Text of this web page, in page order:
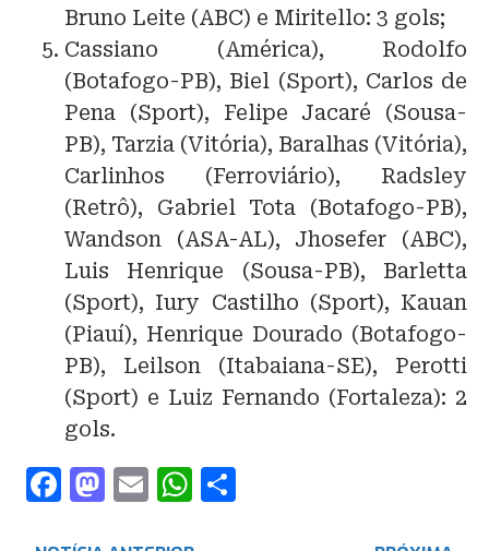
Bruno Leite (ABC) e Miritello: 3 gols;
Cassiano (América), Rodolfo
(Botafogo-PB), Biel (Sport), Carlos de
Pena (Sport), Felipe Jacaré (Sousa-
PB), Tarzia (Vitória), Baralhas (Vitória),
Carlinhos (Ferroviário), Radsley
(Retrô), Gabriel Tota (Botafogo-PB),
Wandson (ASA-AL), Jhosefer (ABC),
Luis Henrique (Sousa-PB), Barletta
(Sport), Iury Castilho (Sport), Kauan
(Piauí), Henrique Dourado (Botafogo-
PB), Leilson (Itabaiana-SE), Perotti
(Sport) e Luiz Fernando (Fortaleza): 2
gols.
F
M E
W